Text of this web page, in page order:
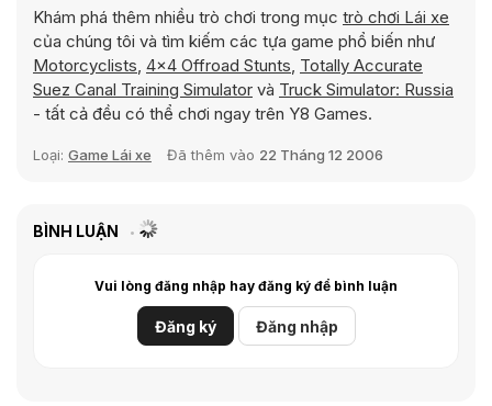
Khám phá thêm nhiều trò chơi trong mục trò chơi Lái xe
của chúng tôi và tìm kiếm các tựa game phổ biến như
Motorcyclists, 4x4 Offroad Stunts, Totally Accurate
Suez Canal Training Simulator và Truck Simulator: Russia
- tất cả đều có thể chơi ngay trên Y8 Games.
Loại: Game Lái xe Đã thêm vào 22 Tháng 12 2006
BÌNH LUẬN
Vui lòng đăng nhập hay đăng ký để bình luận
Đăng ký Đăng nhập